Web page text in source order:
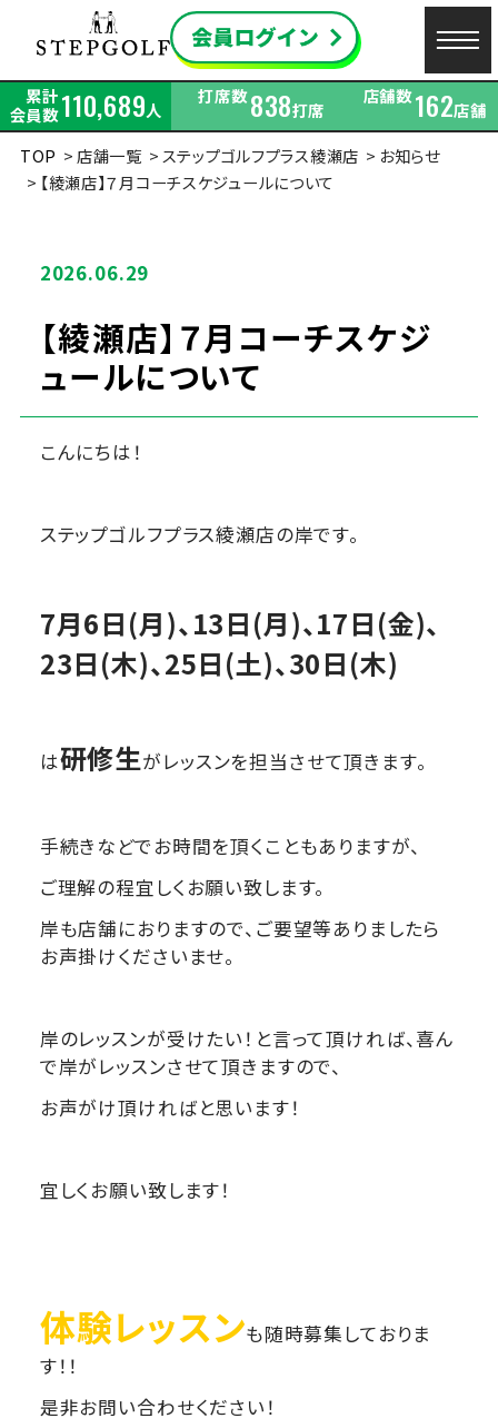
累計
会員数110,689人
打席数838打席
店舗数162店舗
TOP
店舗一覧 ステップゴルフプラス綾瀬店
お知らせ
【綾瀬店】７月コーチスケジュールについて
2026.06.29
【綾瀬店】７月コーチスケジ
ュールについて
こんにちは！
ステップゴルフプラス綾瀬店の岸です。
7月6日(月)、13日(月)、17日(金)、
23日(木)、25日(土)、30日(木)
は研修生がレッスンを担当させて頂きます。
手続きなどでお時間を頂くこともありますが、
ご理解の程宜しくお願い致します。
岸も店舗におりますので、ご要望等ありましたら
お声掛けくださいませ。
岸のレッスンが受けたい！と言って頂ければ、喜ん
で岸がレッスンさせて頂きますので、
お声がけ頂ければと思います！
宜しくお願い致します！
体験レッスンも随時募集しておりま
す！！
是非お問い合わせください！